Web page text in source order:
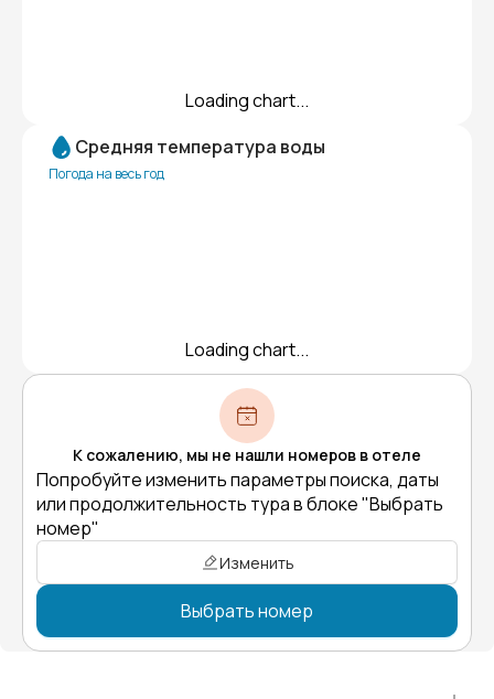
Loading chart...
Средняя температура воды
Погода на весь год
Loading chart...
К сожалению, мы не нашли номеров в отеле
Попробуйте изменить параметры поиска, даты
или продолжительность тура в блоке "Выбрать
номер"
Изменить
Выбрать номер